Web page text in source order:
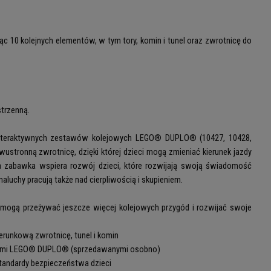
10 kolejnych elementów, w tym tory, komin i tunel oraz zwrotnicę do
zestawów kolejowych LEGO® DUPLO® (10427, 10428,
zwrotnicę, dzięki której dzieci mogą zmieniać kierunek jazdy
zabawka wspiera rozwój dzieci, które rozwijają swoją świadomość
pracują także nad cierpliwością i skupieniem.
przeżywać jeszcze więcej kolejowych przygód i rozwijać swoje
zwrotnicę, tunel i komin
LEGO® DUPLO® (sprzedawanymi osobno)
bezpieczeństwa dzieci